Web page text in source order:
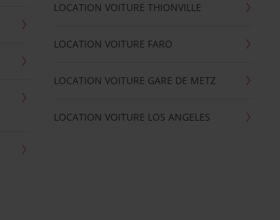
LOCATION VOITURE THIONVILLE
LOCATION VOITURE FARO
LOCATION VOITURE GARE DE METZ
LOCATION VOITURE LOS ANGELES